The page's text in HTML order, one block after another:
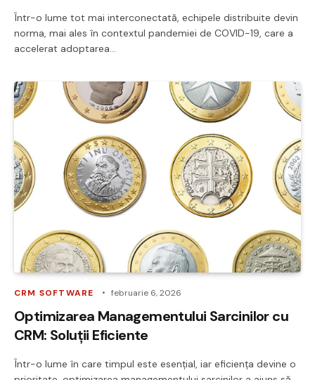
Într-o lume tot mai interconectată, echipele distribuite devin
norma, mai ales în contextul pandemiei de COVID-19, care a
accelerat adoptarea…
CRM SOFTWARE februarie 6, 2026
Optimizarea Managementului Sarcinilor cu
CRM: Soluții Eficiente
Într-o lume în care timpul este esențial, iar eficiența devine o